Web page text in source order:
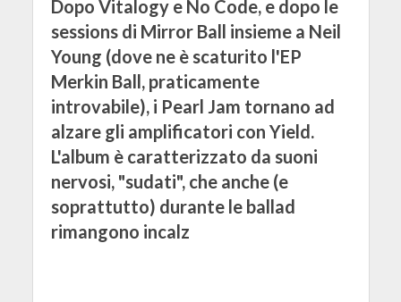
Dopo Vitalogy e No Code, e dopo le
sessions di Mirror Ball insieme a Neil
Young (dove ne è scaturito l'EP
Merkin Ball, praticamente
introvabile), i Pearl Jam tornano ad
alzare gli amplificatori con Yield.
L'album è caratterizzato da suoni
nervosi, "sudati", che anche (e
soprattutto) durante le ballad
rimangono incalz